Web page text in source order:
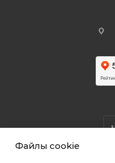
Файлы cookie